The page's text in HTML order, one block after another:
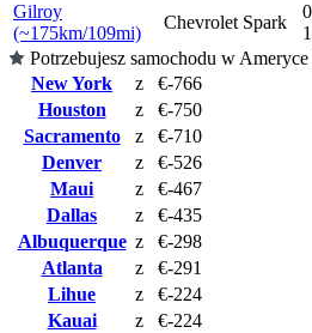
Gilroy
(~175km/109mi)
Chevrolet Spark
Potrzebujesz samochodu w Ameryce
New York
z
€-766
Houston
z
€-750
Sacramento
z
€-710
Denver
z
€-526
Maui
z
€-467
Dallas
z
€-435
Albuquerque z
€-298
Atlanta
z
€-291
Lihue
z
€-224
Kauai
z
€-224